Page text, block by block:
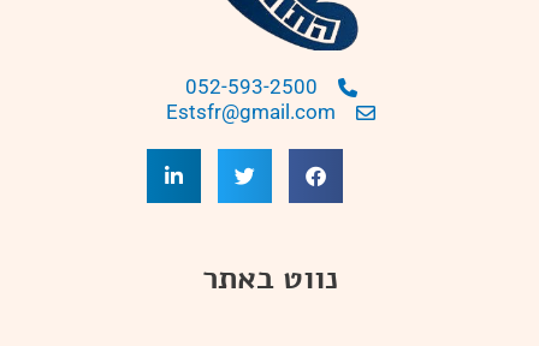
052-593-2500
Estsfr@gmail.com
נווט באתר